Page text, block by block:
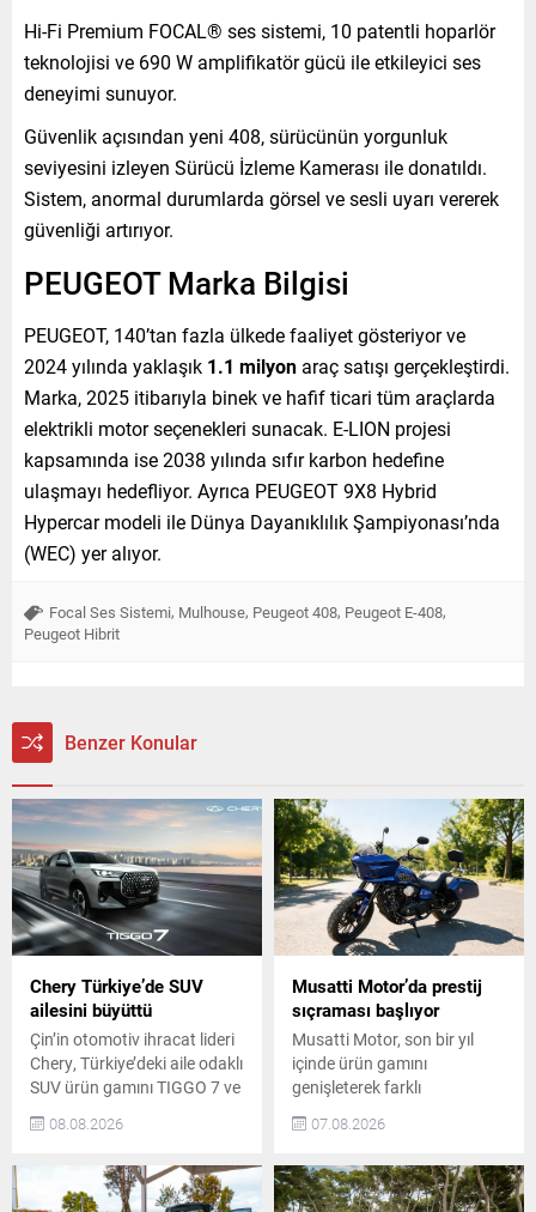
Hi-Fi Premium FOCAL® ses sistemi, 10 patentli hoparlör
teknolojisi ve 690 W amplifikatör gücü ile etkileyici ses
deneyimi sunuyor.
Güvenlik açısından yeni 408, sürücünün yorgunluk
seviyesini izleyen Sürücü İzleme Kamerası ile donatıldı.
Sistem, anormal durumlarda görsel ve sesli uyarı vererek
güvenliği artırıyor.
PEUGEOT Marka Bilgisi
PEUGEOT, 140’tan fazla ülkede faaliyet gösteriyor ve
2024 yılında yaklaşık 1.1 milyon araç satışı gerçekleştirdi.
Marka, 2025 itibarıyla binek ve hafif ticari tüm araçlarda
elektrikli motor seçenekleri sunacak. E-LION projesi
kapsamında ise 2038 yılında sıfır karbon hedefine
ulaşmayı hedefliyor. Ayrıca PEUGEOT 9X8 Hybrid
Hypercar modeli ile Dünya Dayanıklılık Şampiyonası’nda
(WEC) yer alıyor.
Focal Ses Sistemi, Mulhouse, Peugeot 408, Peugeot E-408,
Peugeot Hibrit
Benzer Konular
Chery Türkiye’de SUV
ailesini büyüttü
Çin’in otomotiv ihracat lideri
Chery, Türkiye’deki aile odaklı
SUV ürün gamını TIGGO 7 ve
TIGGO 8 modelleriyle
güçlendirmeye devam ediyor.
adedi aşan ihracat başarısı,
Euro NCAP’ten aldığı beş
08.08.2026
Musatti Motor’da prestij
sıçraması başlıyor
Musatti Motor, son bir yıl
içinde ürün gamını
genişleterek farklı
segmentlerde model
çeşitliliğini artırdı. Carbot
karadan denize taşıyan
marka, Kingpow ve Off Track
07.08.2026